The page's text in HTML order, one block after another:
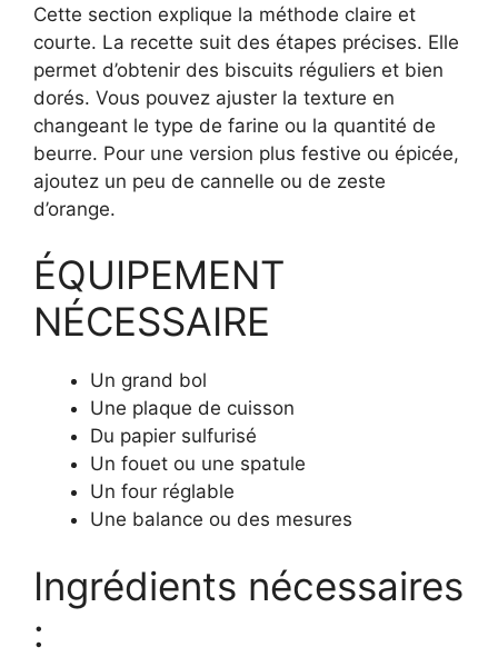
Cette section explique la méthode claire et
courte. La recette suit des étapes précises. Elle
permet d’obtenir des biscuits réguliers et bien
dorés. Vous pouvez ajuster la texture en
changeant le type de farine ou la quantité de
beurre. Pour une version plus festive ou épicée,
ajoutez un peu de cannelle ou de zeste
d’orange.
ÉQUIPEMENT
NÉCESSAIRE
Un grand bol
Une plaque de cuisson
Du papier sulfurisé
Un fouet ou une spatule
Un four réglable
Une balance ou des mesures
Ingrédients nécessaires
: